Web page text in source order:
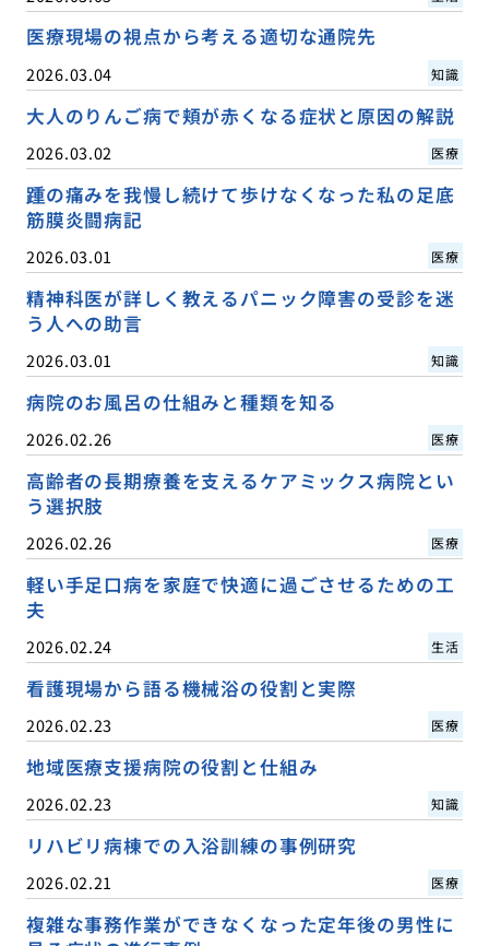
医療現場の視点から考える適切な通院先
2026.03.04 知識
大人のりんご病で頬が赤くなる症状と原因の解説
2026.03.02 医療
踵の痛みを我慢し続けて歩けなくなった私の足底
筋膜炎闘病記
2026.03.01 医療
精神科医が詳しく教えるパニック障害の受診を迷
う人への助言
2026.03.01 知識
病院のお風呂の仕組みと種類を知る
2026.02.26 医療
高齢者の長期療養を支えるケアミックス病院とい
う選択肢
2026.02.26 医療
軽い手足口病を家庭で快適に過ごさせるための工
夫
2026.02.24 生活
看護現場から語る機械浴の役割と実際
2026.02.23 医療
地域医療支援病院の役割と仕組み
2026.02.23 知識
リハビリ病棟での入浴訓練の事例研究
2026.02.21 医療
複雑な事務作業ができなくなった定年後の男性に